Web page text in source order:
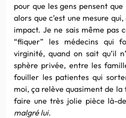
pour que les gens pensent que
alors que c’est une mesure
impact. Je ne sais même pas
“fliquer” les médecins qui
virginité, quand on sait qu’il
sphère privée, entre les
fouiller les patientes qui
moi, ça relève quasiment de
faire une très jolie pièce là-
malgré lui.